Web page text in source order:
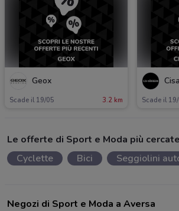
Geox
Scade il 19/05 3.2 km Scade il
Le offerte di Sport e Moda più cercate
Cyclette
Bici Seggiolini
Negozi di Sport e Moda a Aversa